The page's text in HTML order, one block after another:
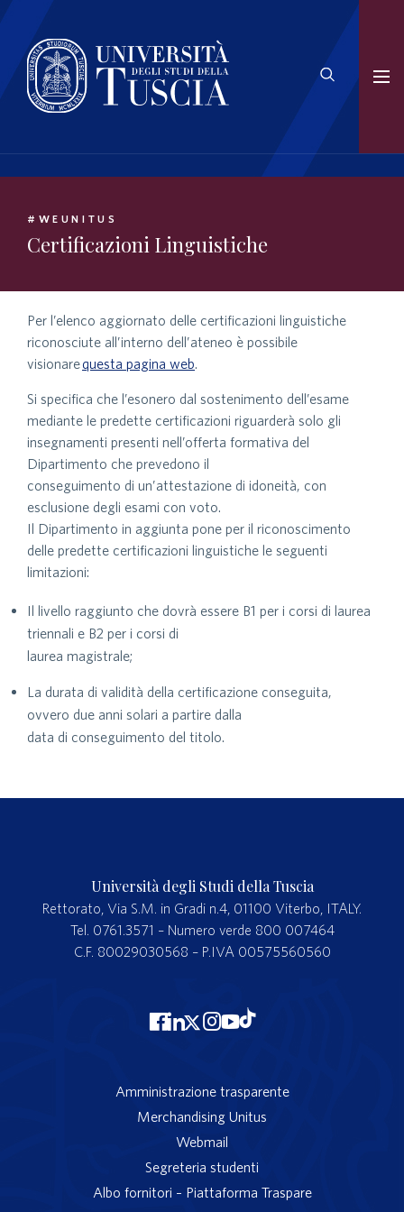
#WEUNITUS
Certificazioni Linguistiche
Per l’elenco aggiornato delle certificazioni linguistiche
riconosciute all’interno dell’ateneo è possibile
visionarequesta pagina web.
Si specifica che l’esonero dal sostenimento dell’esame
mediante le predette certificazioni riguarderà solo gli
insegnamenti presenti nell’offerta formativa del
Dipartimento che prevedono il
conseguimento di un’attestazione di idoneità, con
esclusione degli esami con voto.
Il Dipartimento in aggiunta pone per il riconoscimento
delle predette certificazioni linguistiche le seguenti
limitazioni:
Il livello raggiunto che dovrà essere B1 per i corsi di laurea
triennali e B2 per i corsi di
laurea magistrale;
La durata di validità della certificazione conseguita,
ovvero due anni solari a partire dalla
data di conseguimento del titolo.
Università degli Studi della Tuscia
Rettorato, Via S.M. in Gradi n.4, 01100 Viterbo, ITALY.
Tel. 0761.3571 – Numero verde 800 007464
C.F. 80029030568 – P.IVA 00575560560
Amministrazione trasparente
Merchandising Unitus
Webmail
Segreteria studenti
Albo fornitori – Piattaforma Traspare